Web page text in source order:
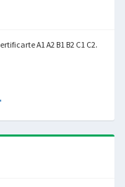
A1 A2 B1 B2 C1 C2.